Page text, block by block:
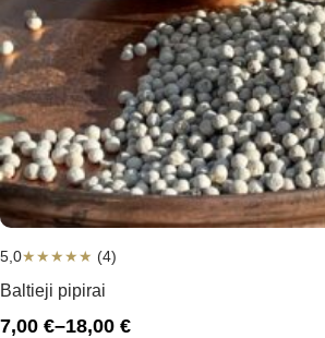
5,0★★★★★ (4)
Baltieji pipirai
7,00 €–18,00 €